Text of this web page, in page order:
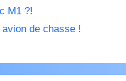
M1 ?!
de chasse !